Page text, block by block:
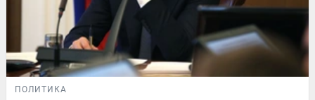
ПОЛИТИКА